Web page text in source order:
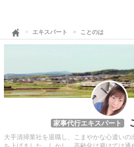
エキスパート ことのは
家事代行エキスパート
大手清掃業社を退職し、こまやかな心遣いの